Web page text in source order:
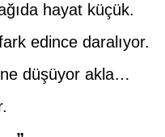
hayat küçük.
edince daralıyor.
düşüyor akla…